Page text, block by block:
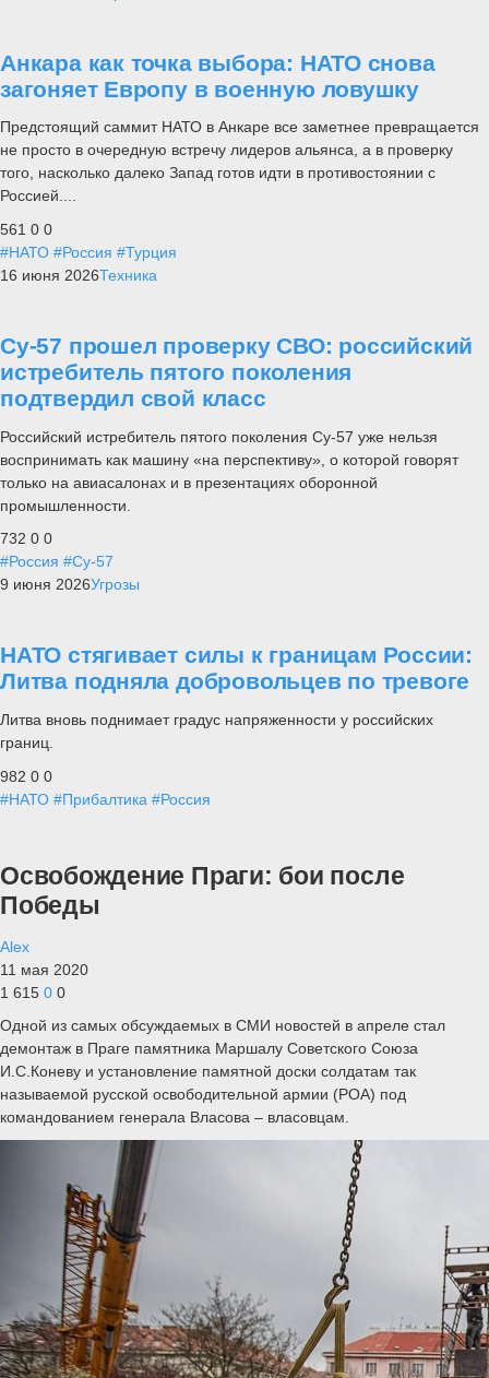
Анкара как точка выбора: НАТО снова
загоняет Европу в военную ловушку
Предстоящий саммит НАТО в Анкаре все заметнее превращается
не просто в очередную встречу лидеров альянса, а в проверку
того, насколько далеко Запад готов идти в противостоянии с
Россией....
561 0 0
#НАТО #Россия #Турция
16 июня 2026Техника
Су-57 прошел проверку СВО: российский
истребитель пятого поколения
подтвердил свой класс
Российский истребитель пятого поколения Су-57 уже нельзя
воспринимать как машину «на перспективу», о которой говорят
только на авиасалонах и в презентациях оборонной
промышленности.
732 0 0
#Россия #Су-57
9 июня 2026Угрозы
НАТО стягивает силы к границам России:
Литва подняла добровольцев по тревоге
Литва вновь поднимает градус напряженности у российских
границ.
982 0 0
#НАТО #Прибалтика #Россия
Освобождение Праги: бои после
Победы
Alex
11 мая 2020
1 615 0 0
Одной из самых обсуждаемых в СМИ новостей в апреле стал
демонтаж в Праге памятника Маршалу Советского Союза
И.С.Коневу и установление памятной доски солдатам так
называемой русской освободительной армии (РОА) под
командованием генерала Власова – власовцам.